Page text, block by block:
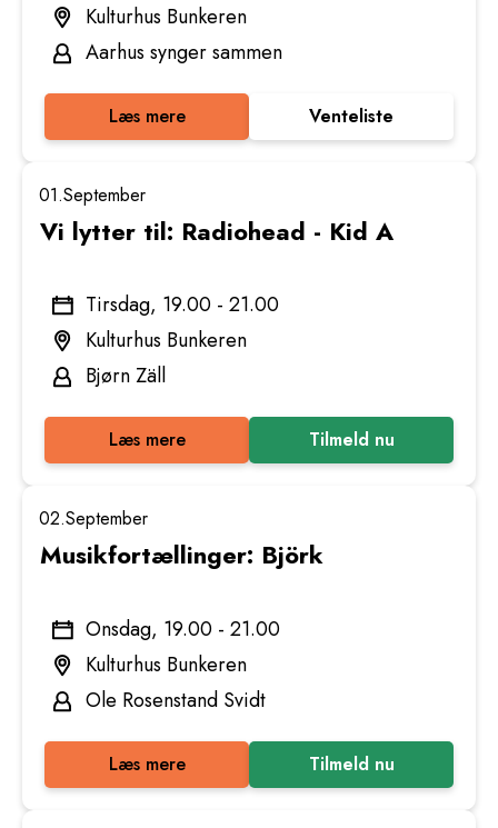
Kulturhus Bunkeren
Aarhus synger sammen
Læs mere Venteliste
01.September
Vi lytter til: Radiohead - Kid A
Tirsdag, 19.00 - 21.00
Kulturhus Bunkeren
Bjørn Zäll
Læs mere Tilmeld nu
02.September
Musikfortællinger: Björk
Onsdag, 19.00 - 21.00
Kulturhus Bunkeren
Ole Rosenstand Svidt
Læs mere Tilmeld nu